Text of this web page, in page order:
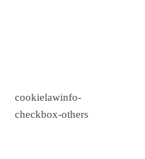
cookielawinfo-
checkbox-others